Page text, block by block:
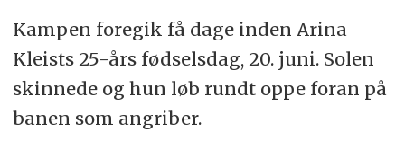
Kampen foregik få dage inden Arina
Kleists 25-års fødselsdag, 20. juni. Solen
skinnede og hun løb rundt oppe foran på
banen som angriber.